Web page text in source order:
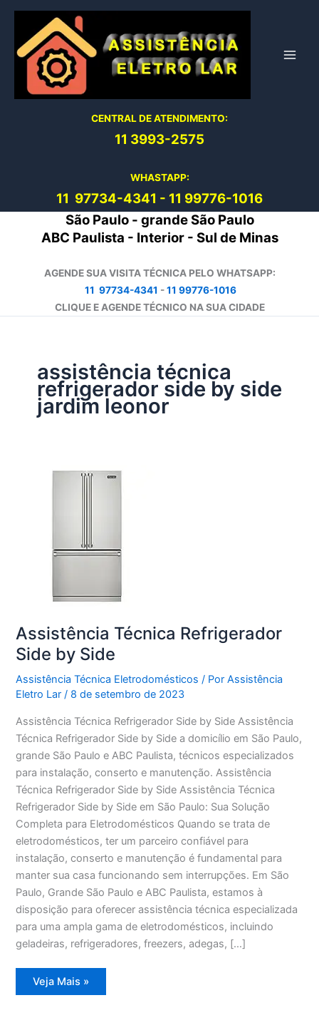
conteúdo
CENTRAL DE ATENDIMENTO:
11 3993-2575
WHASTAPP:
11 97734-4341 - 11 99776-1016
São Paulo - grande São Paulo
ABC Paulista - Interior - Sul de Minas
AGENDE SUA VISITA TÉCNICA PELO WHATSAPP:
11 97734-4341 -11 99776-1016
CLIQUE E AGENDE TÉCNICO NA SUA CIDADE
assistência técnica
refrigerador side by side
jardim leonor
Assistência Técnica Refrigerador
Side by Side
Assistência Técnica Eletrodomésticos / PorAssistência
Eletro Lar/ 8 de setembro de 2023
Assistência Técnica Refrigerador Side by Side Assistência
Técnica Refrigerador Side by Side a domicílio em São Paulo,
grande São Paulo e ABC Paulista, técnicos especializados
para instalação, conserto e manutenção. Assistência
Técnica Refrigerador Side by Side Assistência Técnica
Refrigerador Side by Side em São Paulo: Sua Solução
Completa para Eletrodomésticos Quando se trata de
eletrodomésticos, ter um parceiro confiável para
instalação, conserto e manutenção é fundamental para
manter sua casa funcionando sem interrupções. Em São
Paulo, Grande São Paulo e ABC Paulista, estamos à
disposição para oferecer assistência técnica especializada
para uma ampla gama de eletrodomésticos, incluindo
geladeiras, refrigeradores, freezers, adegas, […]
Assistência
Técnica
Veja Mais »